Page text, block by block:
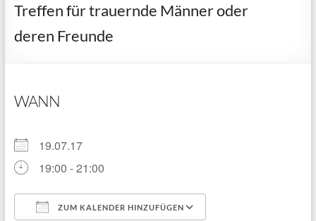
Treffen für trauernde Männer oder
deren Freunde
WANN
19.07.17
19:00 - 21:00
ZUM KALENDER HINZUFÜGEN